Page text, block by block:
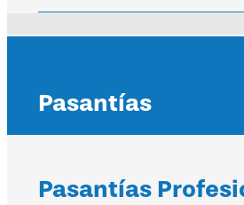
Pasantías
Pasantías